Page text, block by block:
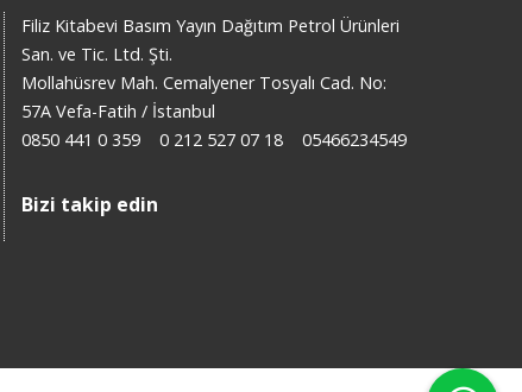
Filiz Kitabevi Basım Yayın Dağıtım Petrol Ürünleri
San. ve Tic. Ltd. Şti.
Mollahüsrev Mah. Cemalyener Tosyalı Cad. No:
57A Vefa-Fatih / İstanbul
0850 441 0 359
0 212 527 07 18 05466234549
Bizi takip edin